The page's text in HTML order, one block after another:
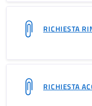
RICHIESTA
RICHIESTA